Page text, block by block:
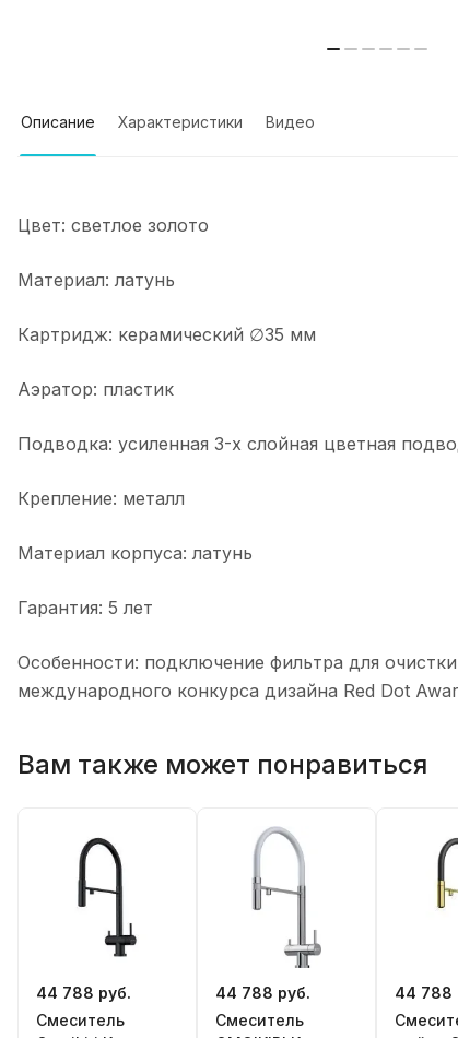
Описание Характеристики Видео
Цвет: светлое золото
Материал: латунь
Картридж: керамический ∅35 мм
Аэратор: пластик
Подводка: усиленная 3-х слойная цветная
Крепление: металл
Материал корпуса: латунь
Гарантия: 5 лет
Особенности: подключение фильтра для
международного конкурса дизайна Red Dot
Вам также может понравиться
44 788 руб.
Смеситель
44 788 руб.
Смеситель
44 788